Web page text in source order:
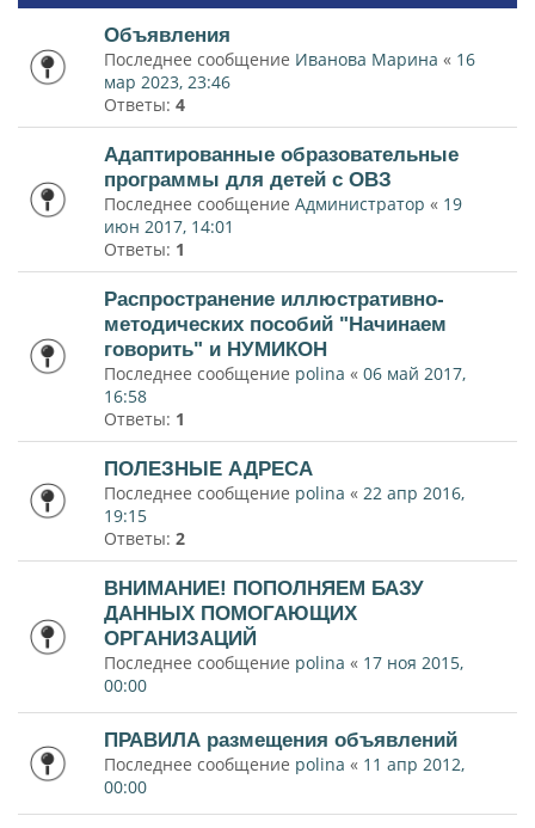
Объявления
Последнее сообщение Иванова Марина « 16
мар 2023, 23:46
Ответы: 4
Адаптированные образовательные
программы для детей с ОВЗ
Последнее сообщение Администратор « 19
июн 2017, 14:01
Ответы: 1
Распространение иллюстративно-
методических пособий "Начинаем
говорить" и НУМИКОН
Последнее сообщение polina « 06 май 2017,
16:58
Ответы: 1
ПОЛЕЗНЫЕ АДРЕСА
Последнее сообщение polina « 22 апр 2016,
19:15
Ответы: 2
ВНИМАНИЕ! ПОПОЛНЯЕМ БАЗУ
ДАННЫХ ПОМОГАЮЩИХ
ОРГАНИЗАЦИЙ
Последнее сообщение polina « 17 ноя 2015,
00:00
ПРАВИЛА размещения объявлений
Последнее сообщение polina « 11 апр 2012,
00:00